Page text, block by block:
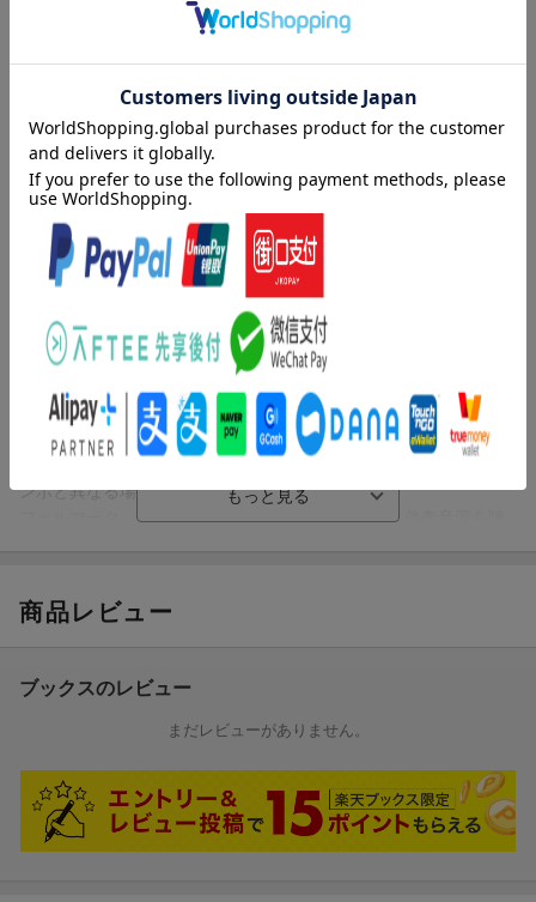
曲”の第2弾です！
よく知られた世界の歌曲を"歌+ピアノ伴奏"に歌いやすく編曲しま
した(編曲:加藤昌則氏。一部楽曲は原曲譜です)。オペラ歌手:宮本
益光氏の監修による演奏解説や、歌詞ページには原詞のカナルビ
表記もついておりますので、独習にも最適な1冊です。ご自宅での
練習やお披露目の場にも便利なピアノ伴奏CD付き。
【付属CDについて】
CDの演奏は、歌と合わせやすいよう、楽譜と異なる演奏をしてい
また、演奏者の自由な表現を加えたり、楽譜に表示されているテ
ンポと異なる場合があります。
いてご確認ください。
カラオケ伴奏演奏はピアニストがピアノプレーヤーで演奏したも
※本書は「ピアノと歌う 世界の歌曲〜歌の翼に〜 【ピアノ伴奏C
【収載曲】
Annie Laurie(原調:ハ長調)
編成: ボーカル/ピアノ
Beautiful Dreamer(原調:変ホ長調)
編成: ボーカル/ピアノ
難易度: 中級
内容紹介（JPROより）
よく知られた世界の歌曲を"歌+ピアノ伴奏"に歌いやすく編曲しま
した(編曲:加藤昌則氏。一部楽曲は原曲譜です)。オペラ歌手:宮本
益光氏の監修による演奏解説や、歌詞ページには原詞のカナルビ
表記もついておりますので、独習にも最適な1冊です。ご自宅での
練習やお披露目の場にも便利なピアノ伴奏CD付き。
CDの演奏は、歌と合わせやすいよう、楽譜と異なる演奏をしてい
る場合があります。
ンポと異なる場合があります。
フェルマータ・リタルダンドなどのテンポの動きは伴奏音源を聴
のを、別途ピアノ音源を使用し、収録したものです。
D付】」(GTC01095022)と同じ内容です。
■収載曲 [全15曲を収載]
Annie Laurie(原調:ハ長調)
編成: ボーカル/ピアノ
グレード: 中級
商品レビュー
ブックスのレビュー
まだレビューがありません。